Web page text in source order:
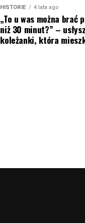
HISTORIE 4 lata ago
„To u was można brać
niż 30 minut?” –
koleżanki, która